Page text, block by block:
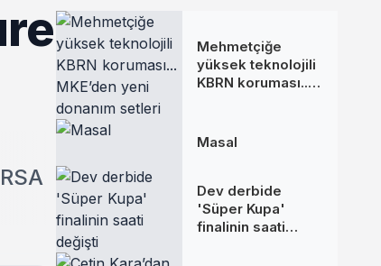
Mehmetçiğe
yüksek teknolojili
KBRN koruması...
Masal
Dev derbide
'Süper Kupa'
finalinin saati